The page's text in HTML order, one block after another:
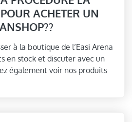
ACHETER UN
à la boutique de l’Easi Arena
en stock et discuter avec un
également voir nos produits